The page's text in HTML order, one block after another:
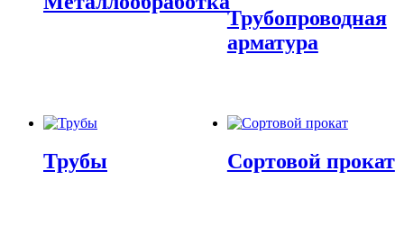
Трубопроводная
арматура
Трубы Сортовой прокат